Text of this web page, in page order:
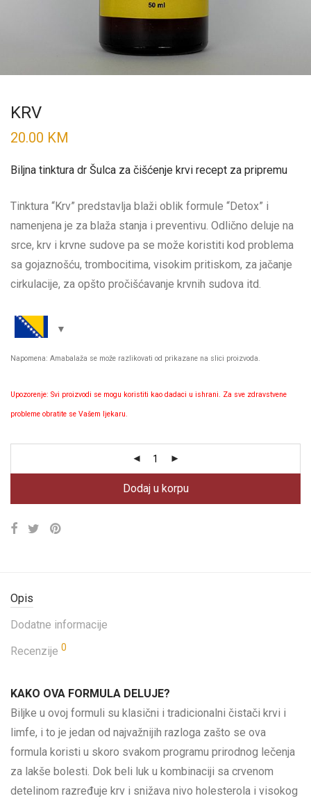
KRV
20.00 KM
Biljna tinktura dr Šulca za čišćenje krvi recept za pripremu
Tinktura “Krv” predstavlja blaži oblik formule “Detox” i
namenjena je za blaža stanja i preventivu. Odlično deluje na
srce, krv i krvne sudove pa se može koristiti kod problema
sa gojaznošću, trombocitima, visokim pritiskom, za jačanje
cirkulacije, za opšto pročišćavanje krvnih sudova itd.
Napomena: Amabalaža se može razlikovati od prikazane na slici proizvoda.
Upozorenje: Svi proizvodi se mogu koristiti kao dadaci u ishrani. Za sve zdravstvene
probleme obratite se Vašem ljekaru.
Dodaj u korpu
Opis
Dodatne informacije
Recenzije 0
KAKO OVA FORMULA DELUJE?
Biljke u ovoj formuli su klasični i tradicionalni čistači krvi i
limfe, i to je jedan od najvažnijih razloga zašto se ova
formula koristi u skoro svakom programu prirodnog lečenja
za lakše bolesti. Dok beli luk u kombinaciji sa crvenom
detelinom razređuje krv i snižava nivo holesterola i visokog